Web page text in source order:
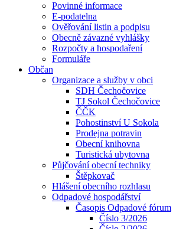
Povinné informace
E-podatelna
Ověřování listin a podpisu
Obecně závazné vyhlášky
Rozpočty a hospodaření
Formuláře
Občan
Organizace a služby v obci
SDH Čechočovice
TJ Sokol Čechočovice
ČČK
Pohostinství U Sokola
Prodejna potravin
Obecní knihovna
Turistická ubytovna
Půjčování obecní techniky
Štěpkovač
Hlášení obecního rozhlasu
Odpadové hospodářství
Časopis Odpadové fórum
Číslo 3/2026